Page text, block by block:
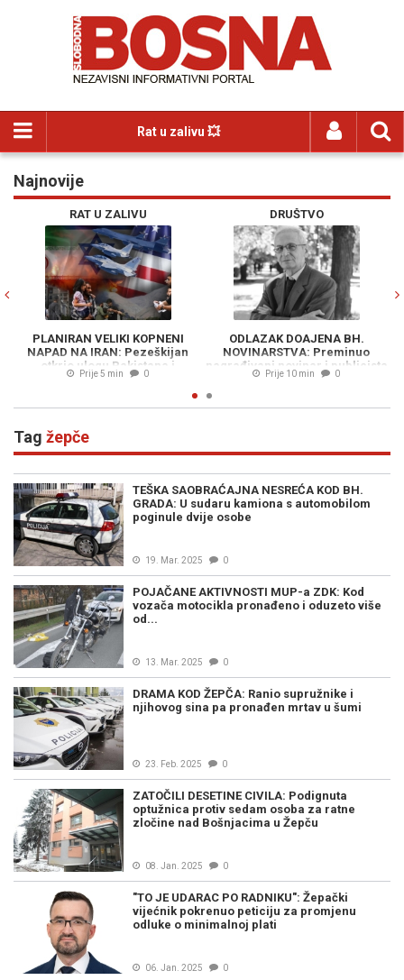
Rat u zalivu 💥
Najnovije
RAT U ZALIVU
PLANIRAN VELIKI KOPNENI
NAPAD NA IRAN: Pezeškijan
otkrio ulogu Pakistana i
Avganistana - "Plan neprijatelja
Prije 5 min 0
DRUŠTVO
ODLAZAK DOAJENA BH.
NOVINARSTVA: Preminuo
nagrađivani novinar i publicista
Hajdar Arifagić
Prije 10 min 0
Tag žepče
TEŠKA SAOBRAĆAJNA NESREĆA KOD BH.
GRADA: U sudaru kamiona s automobilom
poginule dvije osobe
19. Mar. 2025 0
POJAČANE AKTIVNOSTI MUP-a ZDK: Kod
vozača motocikla pronađeno i oduzeto više
od...
13. Mar. 2025 0
DRAMA KOD ŽEPČA: Ranio supružnike i
njihovog sina pa pronađen mrtav u šumi
23. Feb. 2025 0
ZATOČILI DESETINE CIVILA: Podignuta
optužnica protiv sedam osoba za ratne
zločine nad Bošnjacima u Žepču
08. Jan. 2025 0
"TO JE UDARAC PO RADNIKU": Žepački
vijećnik pokrenuo peticiju za promjenu
odluke o minimalnoj plati
06. Jan. 2025 0